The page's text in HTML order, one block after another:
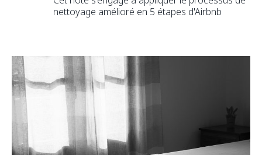
nettoyage amélioré en 5 étapes d'Airbnb